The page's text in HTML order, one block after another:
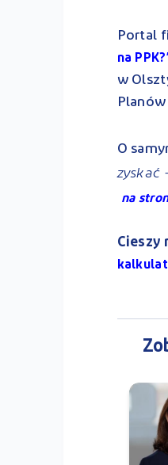
Portal
na
w
O
zyskać
na
Cieszy